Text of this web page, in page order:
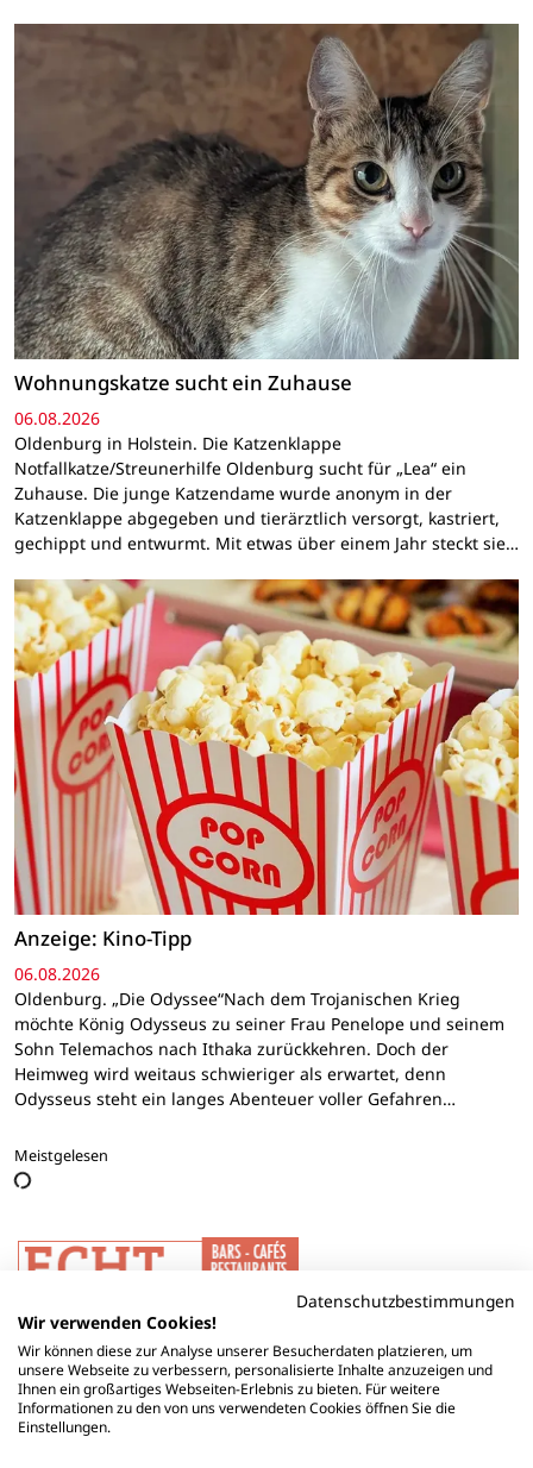
Wohnungskatze sucht ein Zuhause
06.08.2026
Oldenburg in Holstein. Die Katzenklappe
Notfallkatze/Streunerhilfe Oldenburg sucht für „Lea“ ein
Zuhause. Die junge Katzendame wurde anonym in der
Katzenklappe abgegeben und tierärztlich versorgt, kastriert,
gechippt und entwurmt. Mit etwas über einem Jahr steckt sie…
Anzeige: Kino-Tipp
06.08.2026
Oldenburg. „Die Odyssee“Nach dem Trojanischen Krieg
möchte König Odysseus zu seiner Frau Penelope und seinem
Sohn Telemachos nach Ithaka zurückkehren. Doch der
Heimweg wird weitaus schwieriger als erwartet, denn
Odysseus steht ein langes Abenteuer voller Gefahren…
Meistgelesen
Datenschutzbestimmungen
Wir verwenden Cookies!
Wir können diese zur Analyse unserer Besucherdaten platzieren, um
unsere Webseite zu verbessern, personalisierte Inhalte anzuzeigen und
Ihnen ein großartiges Webseiten-Erlebnis zu bieten. Für weitere
Informationen zu den von uns verwendeten Cookies öffnen Sie die
Einstellungen.